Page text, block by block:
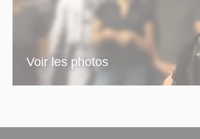
Voir les photos